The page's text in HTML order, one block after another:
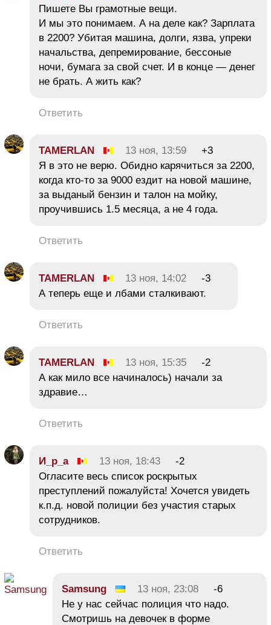
Пишете Вы грамотные вещи.
И мы это понимаем. А на деле как? Зарплата
в 2200? Убитая машина, долги, язва, упреки
начальства, депремирование, бессоные
ночи, бумага за свой счет. И в конце — денег
не брать. А жить как?
Ответить
TAMERLAN 13 ноя, 13:59
+3
Я в это не верю. Обидно карячиться за 2200,
когда кто-то за 9000 ездит на новой машине,
за выданый бензин и талон на мойку,
проучившись 1.5 месяца, а не 4 года.
Ответить
TAMERLAN 13 ноя, 14:02
-3
А теперь еще и лбами сталкивают.
Ответить
TAMERLAN 13 ноя, 15:35
-2
А как мило все начиналось) начали за
здравие…
Ответить
И_р_а 13 ноя, 18:43
-2
Огласите весь список роскрытых
преступлений пожалуйста! Хочется увидеть
к.п.д. новой полиции без участия старых
сотрудников.
Ответить
Samsung 13 ноя, 23:08
-6
Не у нас сейчас полиция что надо.
Смотришь на девочек в форме